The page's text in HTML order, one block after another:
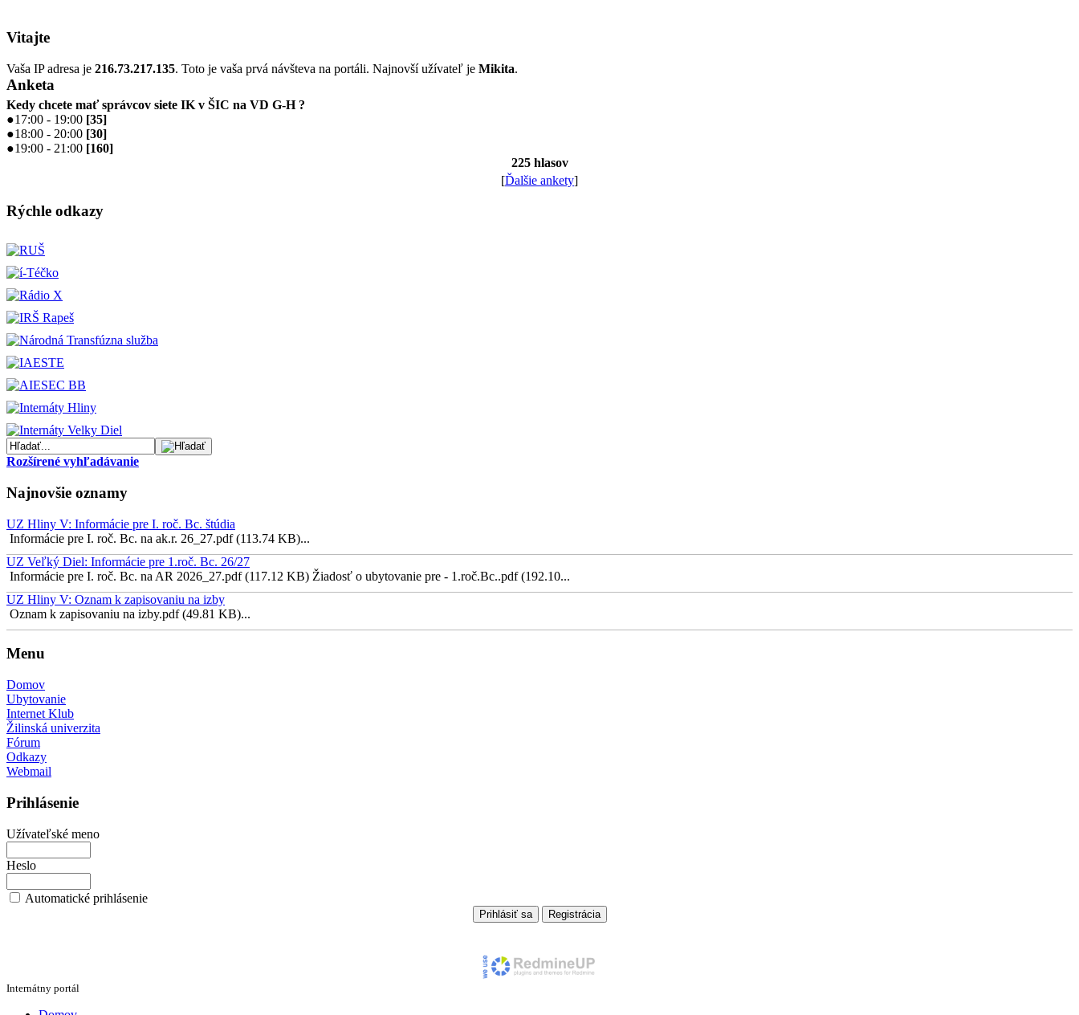
Vitajte
Vaša IP adresa je 216.73.217.135. Toto je vaša prvá návšteva na portáli. Najnovší užívateľ je Mikita.
Anketa
Kedy chcete mať správcov siete IK v ŠIC na VD G-H ?
●17:00 - 19:00 [35]
●18:00 - 20:00 [30]
●19:00 - 21:00 [160]
225 hlasov
[Ďalšie ankety]
Rýchle odkazy
Rozšírené vyhľadávanie
Najnovšie oznamy
UZ Hliny V: Informácie pre I. roč. Bc. štúdia
Informácie pre I. roč. Bc. na ak.r. 26_27.pdf (113.74 KB)...
UZ Veľký Diel: Informácie pre 1.roč. Bc. 26/27
Informácie pre I. roč. Bc. na AR 2026_27.pdf (117.12 KB) Žiadosť o ubytovanie pre - 1.roč.Bc..pdf (192.10...
UZ Hliny V: Oznam k zapisovaniu na izby
Oznam k zapisovaniu na izby.pdf (49.81 KB)...
Menu
Domov
Ubytovanie
Internet Klub
Žilinská univerzita
Fórum
Odkazy
Webmail
Prihlásenie
Užívateľské meno
Heslo
Automatické prihlásenie
Internátny portál